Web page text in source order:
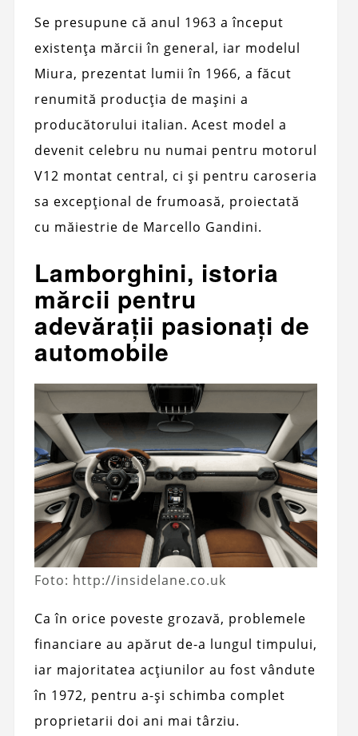
Se presupune că anul 1963 a început
existența mărcii în general, iar modelul
Miura, prezentat lumii în 1966, a făcut
renumită producția de mașini a
producătorului italian. Acest model a
devenit celebru nu numai pentru motorul
V12 montat central, ci și pentru caroseria
sa excepțional de frumoasă, proiectată
cu măiestrie de Marcello Gandini.
Lamborghini, istoria
mărcii pentru
adevărații pasionați de
automobile
Foto: http://insidelane.co.uk
Ca în orice poveste grozavă, problemele
financiare au apărut de-a lungul timpului,
iar majoritatea acțiunilor au fost vândute
în 1972, pentru a-și schimba complet
proprietarii doi ani mai târziu.